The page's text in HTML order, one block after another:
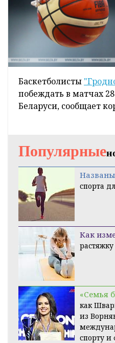
Баскетболисты
побеждать в матчах
Беларуси, сообщает
Популярные
спорта
Как
«Семья
как
из
спорту